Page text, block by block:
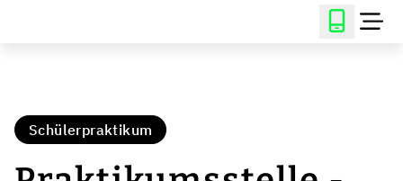
Schülerpraktikum